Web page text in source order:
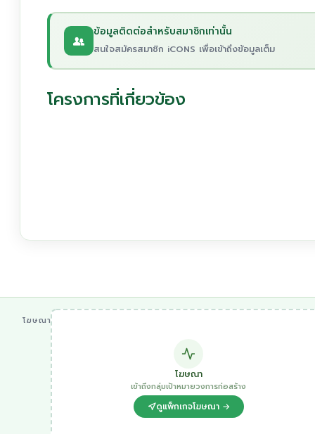
ข้อมูลติดต่อสำหรับสมาชิกเท่านั้น
สนใจสมัครสมาชิก iCONS เพื่อเข้าถึงข้อมูลเต็ม
โครงการที่เกี่ยวข้อง
โฆษณา
โฆษณา
เข้าถึงกลุ่มเป้าหมายวงการก่อสร้าง
ดูแพ็กเกจโฆษณา →